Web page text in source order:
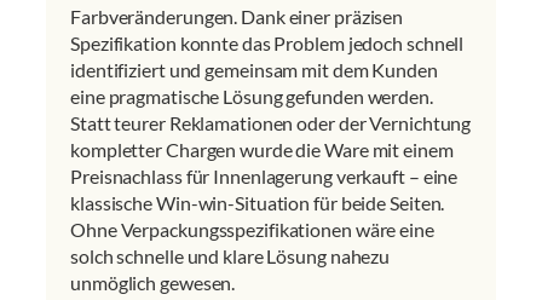
Farbveränderungen. Dank einer präzisen
Spezifikation konnte das Problem jedoch schnell
identifiziert und gemeinsam mit dem Kunden
eine pragmatische Lösung gefunden werden.
Statt teurer Reklamationen oder der Vernichtung
kompletter Chargen wurde die Ware mit einem
Preisnachlass für Innenlagerung verkauft – eine
klassische Win-win-Situation für beide Seiten.
Ohne Verpackungsspezifikationen wäre eine
solch schnelle und klare Lösung nahezu
unmöglich gewesen.